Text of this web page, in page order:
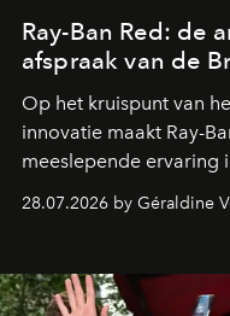
Ray-Ban Red: de
afspraak van de
Op het kruispunt van
innovatie maakt Ray-
meeslepende ervaring
28.07.2026 by Géraldine